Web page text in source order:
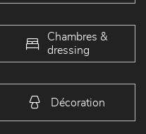
Chambres &
dressing
Décoration